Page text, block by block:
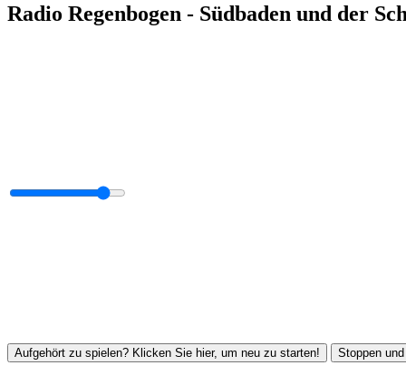
Radio Regenbogen - Südbaden und der
Aufgehört zu spielen? Klicken Sie hier, um neu zu starten! Stoppen